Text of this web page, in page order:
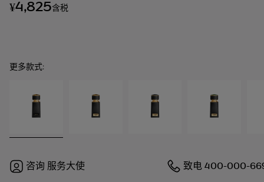
¥4,825含税
更多款式:
咨询 服务大使 致电400-000-